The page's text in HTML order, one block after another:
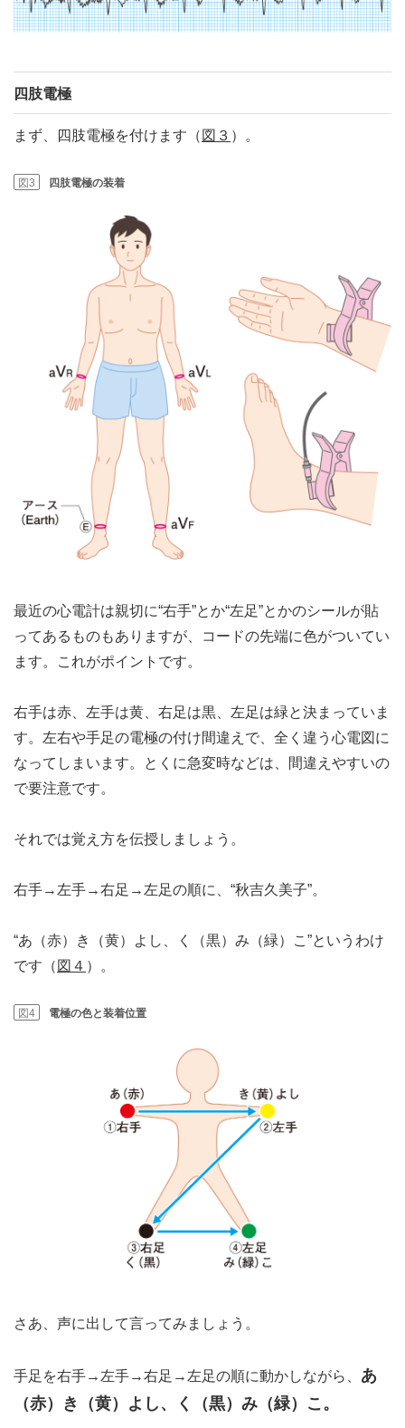
四肢電極
まず、四肢電極を付けます（ 図３ ）。
図3 四肢電極の装着
最近の心電計は親切に“右手”とか“左足”とかのシールが貼
ってあるものもありますが、コードの先端に色がついてい
ます。これがポイントです。
右手は赤、左手は黄、右足は黒、左足は緑と決まっていま
す。左右や手足の電極の付け間違えで、全く違う心電図に
なってしまいます。とくに急変時などは、間違えやすいの
で要注意です。
それでは覚え方を伝授しましょう。
右手→左手→右足→左足の順に、“秋吉久美子”。
“あ（赤）き（黄）よし、く（黒）み（緑）こ”というわけ
です（ 図４ ）。
図4 電極の色と装着位置
さあ、声に出して言ってみましょう。
手足を右手→左手→右足→左足の順に動かしながら、 あ
（赤）き（黄）よし、く（黒）み（緑）こ。